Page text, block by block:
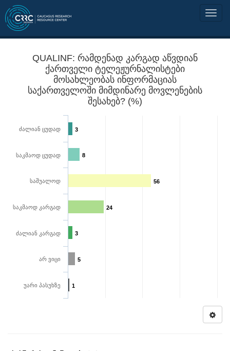
QUALINF: რამდენად კარგად აწვდიან
ქართველი ტელეჟურნალისტები
მოსახლეობას ინფორმაციას
საქართველოში მიმდინარე მოვლენების
შესახებ? (%)
3
8
56
24
3
5
1
ძალიან ცუდად
საკმაოდ ცუდად
საშუალოდ
საკმაოდ კარგად
ძალიან კარგად
არ ვიცი
უარი პასუხზე